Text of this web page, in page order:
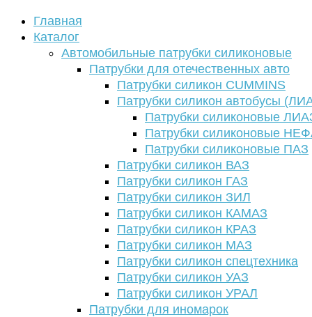
Главная
Каталог
Автомобильные патрубки силиконовые
Патрубки для отечественных авто
Патрубки силикон CUMMINS
Патрубки силикон автобусы
Патрубки силиконовые
Патрубки силиконовые
Патрубки силиконовые ПАЗ
Патрубки силикон ВАЗ
Патрубки силикон ГАЗ
Патрубки силикон ЗИЛ
Патрубки силикон КАМАЗ
Патрубки силикон КРАЗ
Патрубки силикон МАЗ
Патрубки силикон спецтехника
Патрубки силикон УАЗ
Патрубки силикон УРАЛ
Патрубки для иномарок